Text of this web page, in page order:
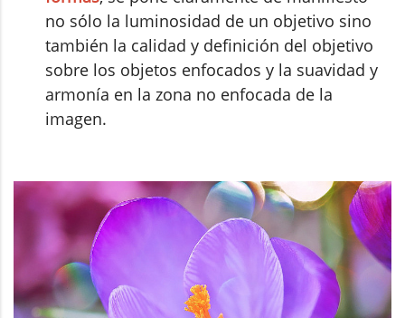
no sólo la luminosidad de un objetivo sino
también la calidad y definición del objetivo
sobre los objetos enfocados y la suavidad y
armonía en la zona no enfocada de la
imagen.